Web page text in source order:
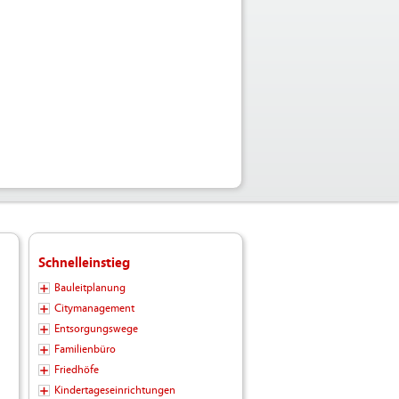
Schnelleinstieg
Bauleitplanung
Citymanagement
Entsorgungswege
Familienbüro
Friedhöfe
Kindertageseinrichtungen